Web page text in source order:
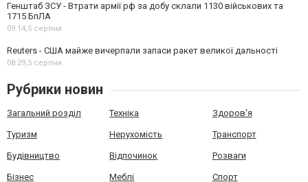
Генштаб ЗСУ - Втрати армії рф за добу склали 1130 військових та
1715 БпЛА
09:14,5 серпня
Reuters - США майже вичерпали запаси ракет великої дальності
08:29,5 серпня
Рубрики новин
Загальний розділ Техніка Здоров'я
Туризм Нерухомість Транспорт
Будівництво Відпочинок Розваги
Бізнес Меблі Спорт